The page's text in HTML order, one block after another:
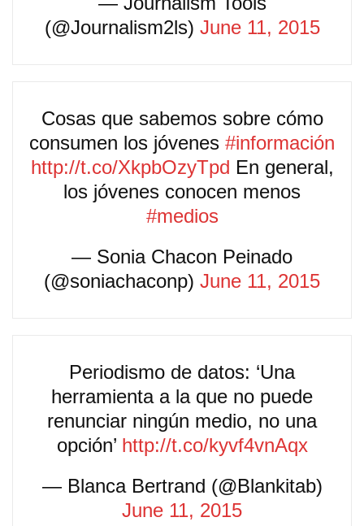
(@Journalism2ls) June 11, 2015
Cosas que sabemos sobre cómo
consumen los jóvenes #información
http://t.co/XkpbOzyTpd En general,
los jóvenes conocen menos
#medios
— Sonia Chacon Peinado
(@soniachaconp) June 11, 2015
Periodismo de datos: ‘Una
herramienta a la que no puede
renunciar ningún medio, no una
opción’ http://t.co/kyvf4vnAqx
— Blanca Bertrand (@Blankitab)
June 11, 2015